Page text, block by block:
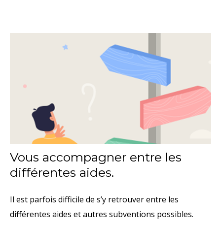
Vous accompagner entre les
différentes aides.
Il est parfois difficile de s’y retrouver entre les
différentes aides et autres subventions possibles.